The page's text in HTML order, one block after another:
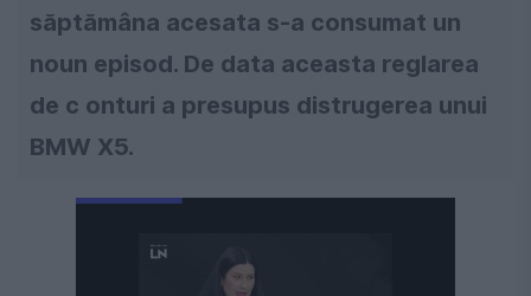
săptămâna acesata s-a consumat un
noun episod. De data aceasta reglarea
de c onturi a presupus distrugerea unui
BMW X5.